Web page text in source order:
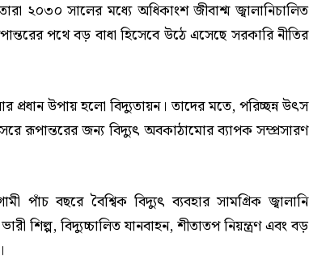
২০৩০ সালের মধ্যে অধিকাংশ জীবাশ্ম জ্বালানিচালিত
পথে বড় বাধা হিসেবে উঠে এসেছে সরকারি নীতির
প্রধান উপায় হলো বিদ্যুতায়ন। তাদের মতে, পরিচ্ছন্ন উৎস
রূপান্তরের জন্য বিদ্যুৎ অবকাঠামোর ব্যাপক সম্প্রসারণ
পাঁচ বছরে বৈশ্বিক বিদ্যুৎ ব্যবহার সামগ্রিক জ্বালানি
শিল্প, বিদ্যুচ্চালিত যানবাহন, শীতাতপ নিয়ন্ত্রণ এবং বড়